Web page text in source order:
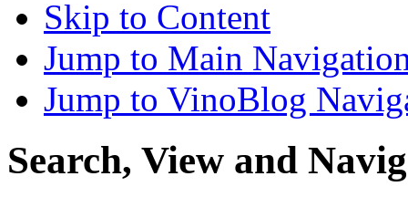
Skip to Content
Jump to Main
Jump to VinoBlog
Search, View and